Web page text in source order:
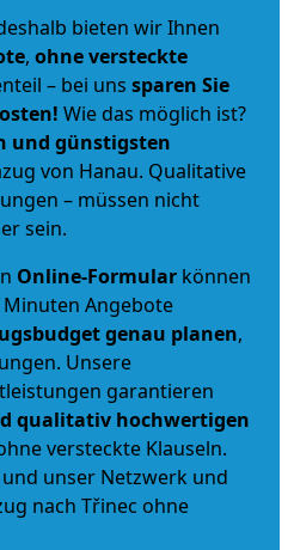
bieten wir Ihnen
, ohne versteckte
– bei uns sparen Sie
Wie das möglich ist?
und günstigsten
von Hanau. Qualitative
– müssen nicht
sein.
Online-Formular können
Angebote
genau planen,
Unsere
garantieren
qualitativ hochwertigen
versteckte Klauseln.
unser Netzwerk und
nach Třinec ohne